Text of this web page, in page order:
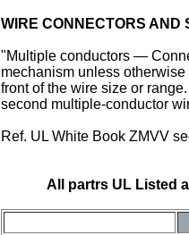
WIRE CONNECTORS AND
"Multiple conductors —
mechanism unless
front of the wire size or
second multiple-conductor
Ref. UL White Book ZMVV
All partrs UL Listed